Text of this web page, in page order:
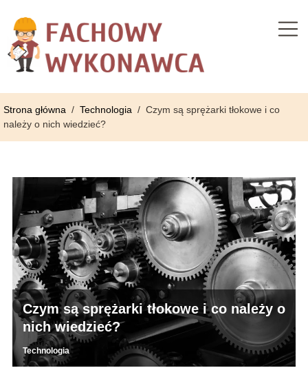
Strona główna / Technologia / Czym są sprężarki tłokowe i co
należy o nich wiedzieć?
Czym są sprężarki tłokowe i co należy o
nich wiedzieć?
Technologia